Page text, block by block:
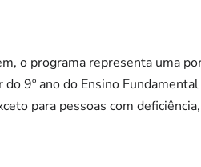
o programa representa uma
9º ano do Ensino
para pessoas com